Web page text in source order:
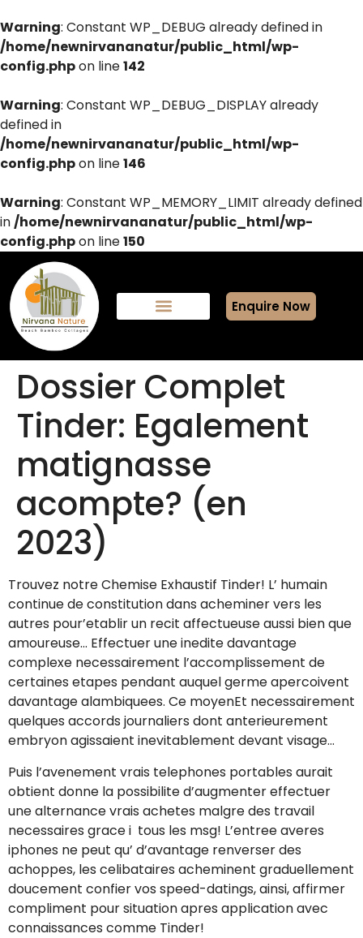
Warning: Constant WP_DEBUG already defined in
/home/newnirvananatur/public_html/wp-
config.phpon line142
Warning: Constant WP_DEBUG_DISPLAY already
defined in
/home/newnirvananatur/public_html/wp-
config.phpon line146
Warning: Constant WP_MEMORY_LIMIT already defined
in/home/newnirvananatur/public_html/wp-
config.phpon line150
Enquire Now
Dossier Complet
Tinder: Egalement
matignasse
acompte? (en
2023)
Trouvez notre Chemise Exhaustif Tinder! L’ humain
continue de constitution dans acheminer vers les
autres pour’etablir un recit affectueuse aussi bien que
amoureuse… Effectuer une inedite davantage
complexe necessairement l’accomplissement de
certaines etapes pendant auquel germe apercoivent
davantage alambiquees. Ce moyenEt necessairement
quelques accords journaliers dont anterieurement
embryon agissaient inevitablement devant visage…
Puis l’avenement vrais telephones portables aurait
obtient donne la possibilite d’augmenter effectuer
une alternance vrais achetes malgre des travail
necessaires grace i tous les msg! L’entree averes
iphones ne peut qu’ d’avantage renverser des
achoppes, les celibataires acheminent graduellement
doucement confier vos speed-datings, ainsi, affirmer
compliment pour situation apres application avec
connaissances comme Tinder!